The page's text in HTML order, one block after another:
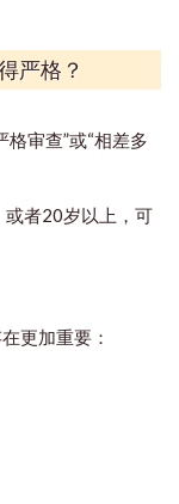
严格？
审查”或“相差多
者20岁以上，可
更加重要：